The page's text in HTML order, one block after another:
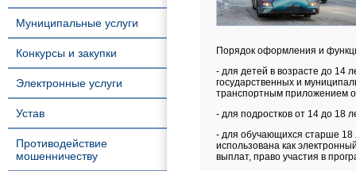
Муниципальные услуги
Конкурсы и закупки
Электронные услуги
Устав
Противодействие
мошенничеству
Порядок оформления и
- для детей в возрасте до 14
государственных и
транспортным приложением
- для подростков от 14 до 18
- для обучающихся старше
использована как
выплат, право участия в